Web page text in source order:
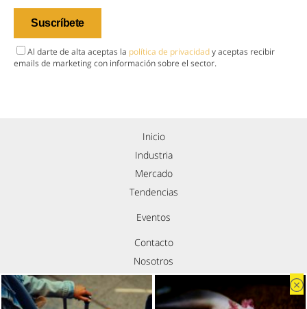
Al darte de alta aceptas la política de privacidady aceptas recibir
emails de marketing con información sobre el sector.
Inicio
Industria
Mercado
Tendencias
Eventos
Contacto
Nosotros
Política de privacidad
Aviso legal